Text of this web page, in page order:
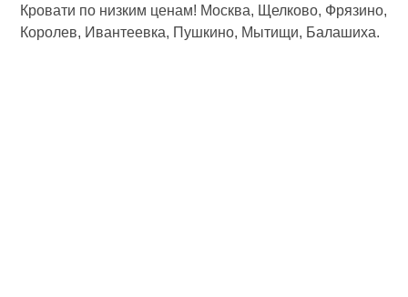
Кровати по низким ценам! Москва, Щелково, Фрязино,
Королев, Ивантеевка, Пушкино, Мытищи, Балашиха.